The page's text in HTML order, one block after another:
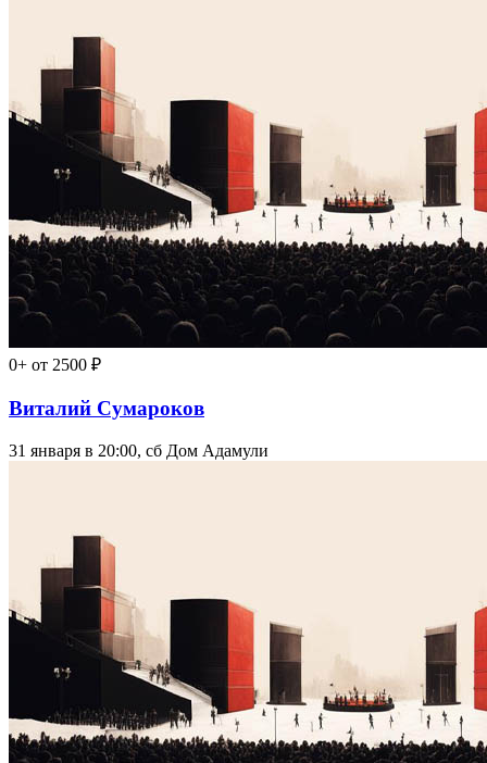
0+ от 2500 ₽
Виталий Сумароков
31 января в 20:00, сб Дом Адамули